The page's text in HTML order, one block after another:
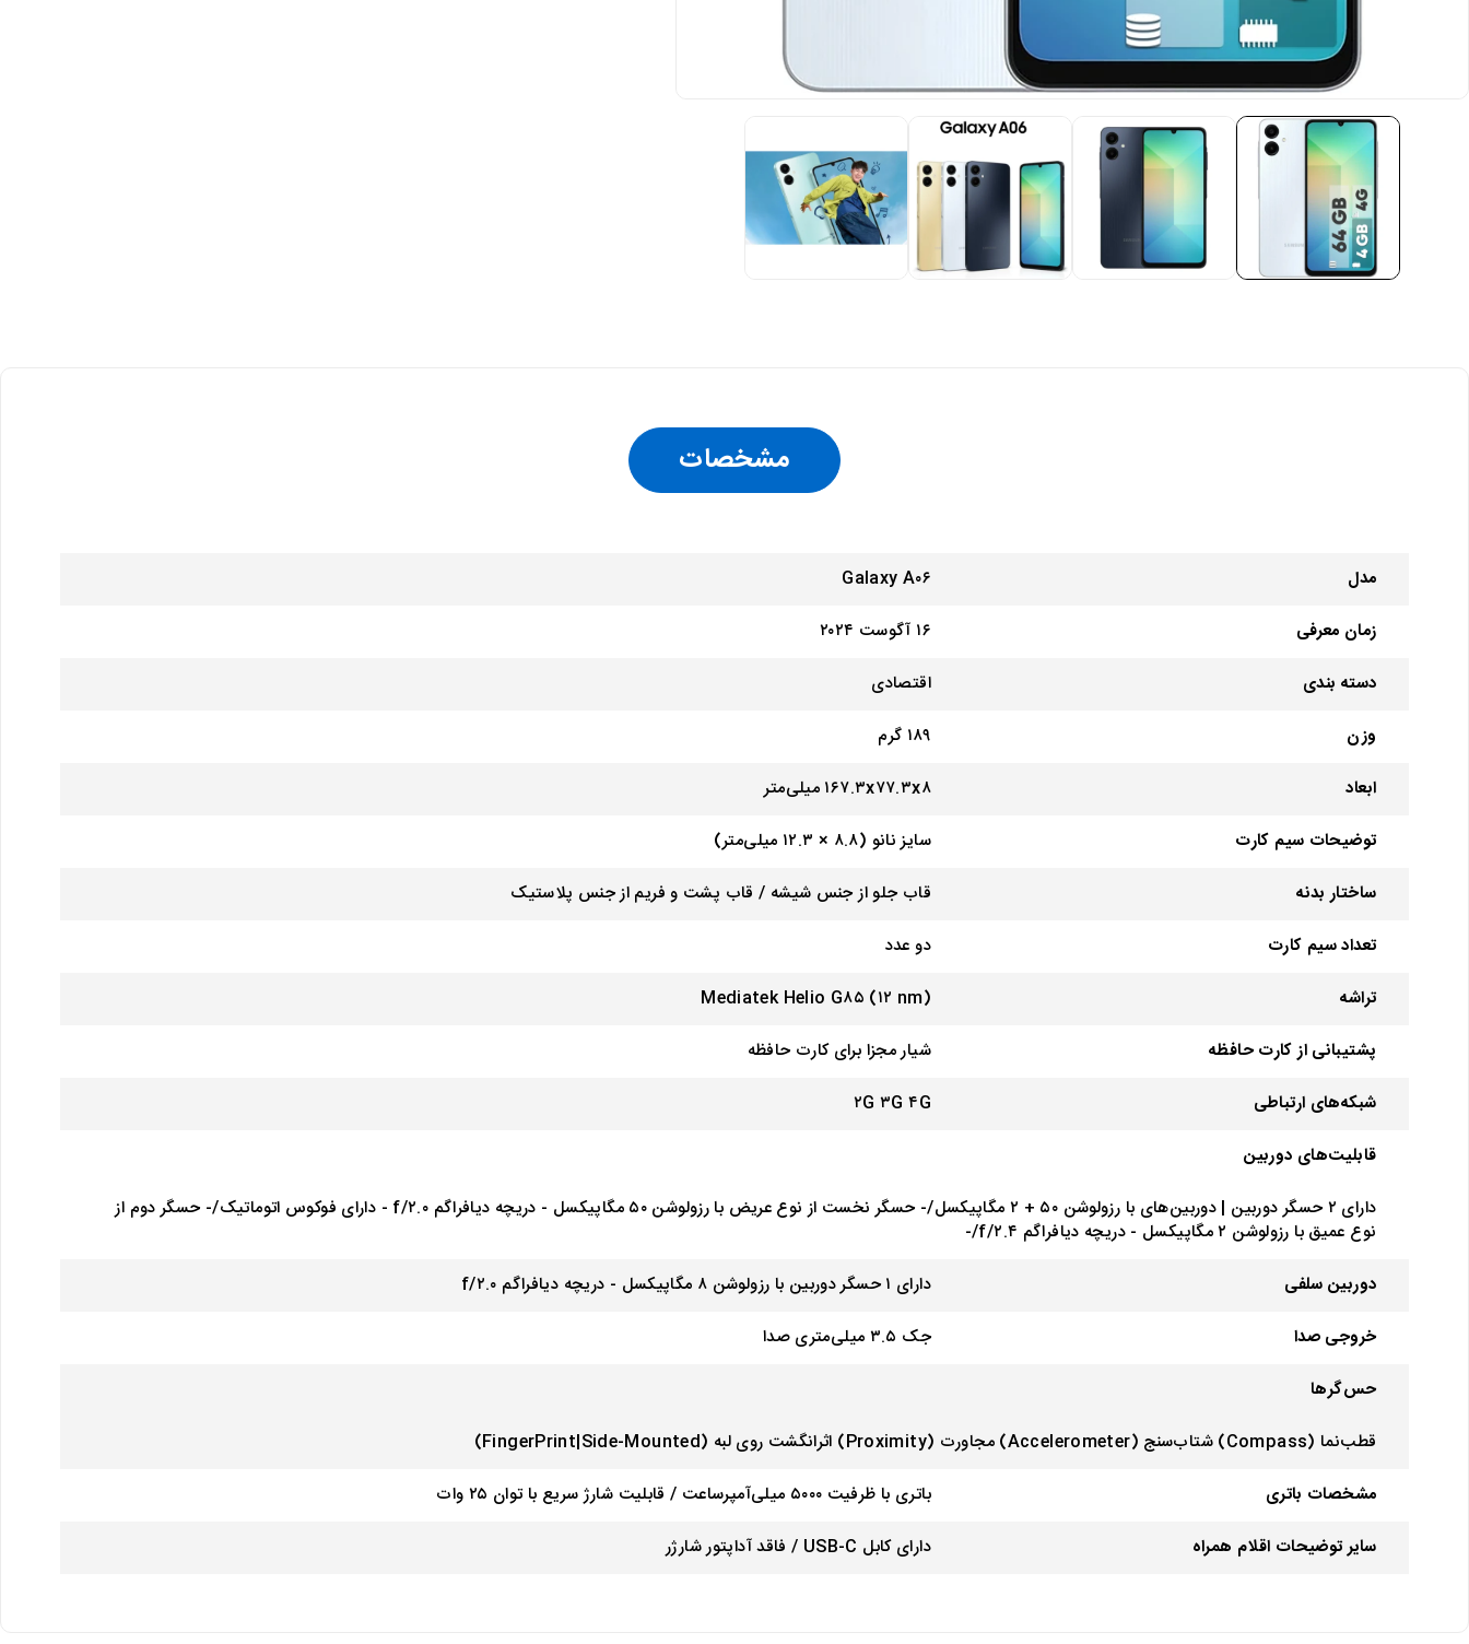
مشخصات
مدل
Galaxy A۰۶
زمان معرفی
۱۶ آگوست ۲۰۲۴
دسته ‌بندی
اقتصادی
وزن
۱۸۹ گرم
ابعاد
۱۶۷.۳x۷۷.۳x۸ میلی‌متر
توضیحات سیم کارت
سایز نانو (۸.۸ × ۱۲.۳ میلی‌متر)
ساختار بدنه
قاب جلو از جنس شیشه / قاب پشت و فریم از جنس پلاستیک
تعداد سیم کارت
دو عدد
تراشه
Mediatek Helio G۸۵ (۱۲ nm)
پشتیبانی از کارت حافظه
شیار مجزا برای کارت حافظه
شبکه‌های ارتباطی
۲G ۳G ۴G
قابلیت‌های دوربین
دارای ۲ حسگر دوربین | دوربین‌های با رزولوشن ۵۰ + ۲ مگاپیکسل/- حسگر نخست از نوع عریض با رزولوشن ۵۰ مگاپیکسل - دریچه دیافراگم f/۲.۰ - دارای فوکوس اتوماتیک/- حسگر دوم از
نوع عمیق با رزولوشن ۲ مگاپیکسل - دریچه دیافراگم f/۲.۴/-
دوربین سلفی
دارای ۱ حسگر دوربین با رزولوشن ۸ مگاپیکسل - دریچه دیافراگم f/۲.۰
خروجی صدا
جک ۳.۵ میلی‌متری صدا
حس‌گرها
قطب‌نما (Compass) شتاب‌سنج (Accelerometer) مجاورت (Proximity) اثرانگشت روی لبه (FingerPrint|Side-Mounted)
مشخصات باتری
باتری با ظرفیت ۵۰۰۰ میلی‌آمپرساعت / قابلیت شارژ سریع با توان ۲۵ وات
سایر توضیحات اقلام همراه
دارای کابل USB-C / فاقد آداپتور شارژر